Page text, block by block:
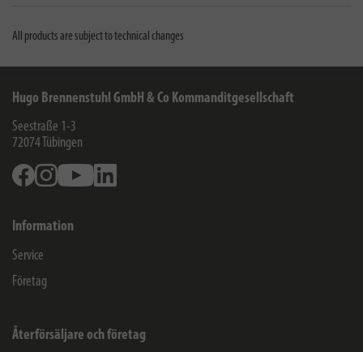
All products are subject to technical changes
Hugo Brennenstuhl GmbH & Co Kommanditgesellschaft
Seestraße 1-3
72074 Tübingen
FacebookInstagramYoutube
Information
Service
Företag
Återförsäljare och företag